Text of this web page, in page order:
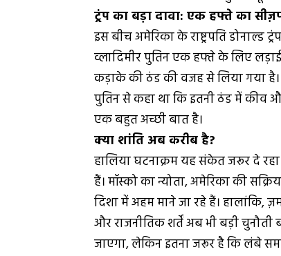
ट्रंप का बड़ा दावा: एक हफ्ते का
इस बीच अमेरिका के राष्ट्रपति डोनाल्ड
व्लादिमीर पुतिन एक हफ्ते के लिए
कड़ाके की ठंड की वजह से लिया गया है।
पुतिन से कहा था कि इतनी ठंड में कीव
एक बहुत अच्छी बात है।
क्या शांति अब करीब है?
हालिया घटनाक्रम यह संकेत जरूर दे
हैं। मॉस्को का न्योता, अमेरिका की
दिशा में अहम माने जा रहे हैं। हालांकि,
और राजनीतिक शर्तें अब भी बड़ी
जाएगा, लेकिन इतना जरूर है कि लंबे